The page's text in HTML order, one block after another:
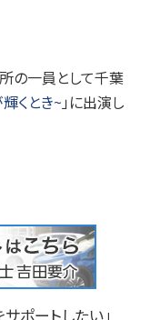
の一員として千葉
くとき~ 」に出演し
ポートしたい」